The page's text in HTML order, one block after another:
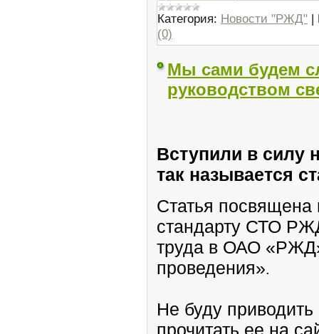
Категория: Новости "РЖД" |
(0)
Мы сами будем
руководством
Вступили в силу
так называется
Статья посвящена
стандарту СТО РЖД
труда в ОАО
проведения».
Не буду
прочитать ее на